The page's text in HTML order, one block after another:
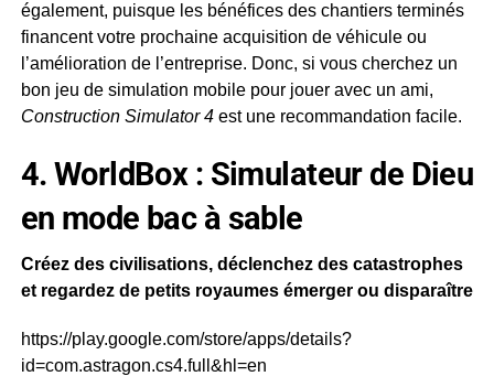
également, puisque les bénéfices des chantiers terminés
financent votre prochaine acquisition de véhicule ou
l’amélioration de l’entreprise. Donc, si vous cherchez un
bon jeu de simulation mobile pour jouer avec un ami,
Construction Simulator 4est une recommandation facile.
4. WorldBox : Simulateur de Dieu
en mode bac à sable
Créez des civilisations, déclenchez des catastrophes
et regardez de petits royaumes émerger ou disparaître
https://play.google.com/store/apps/details?
id=com.astragon.cs4.full&hl=en